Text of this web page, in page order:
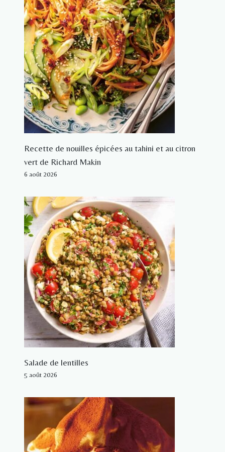
Recette de nouilles épicées au tahini et au citron
vert de Richard Makin
6 août 2026
Salade de lentilles
5 août 2026